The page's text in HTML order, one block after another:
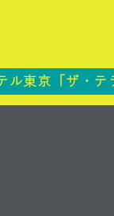
ル東京「ザ・テ